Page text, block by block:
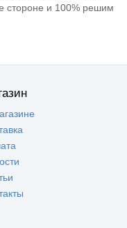
стороне и 100% решим